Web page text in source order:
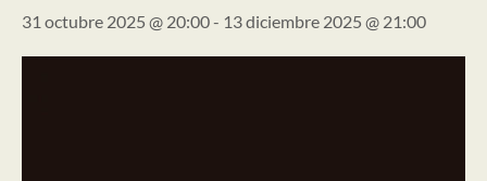
31 octubre 2025 @ 20:00- 13 diciembre 2025 @ 21:00